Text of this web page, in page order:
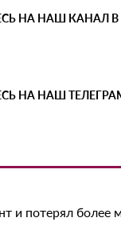
НА НАШ КАНАЛ В
НА НАШ
и потерял более